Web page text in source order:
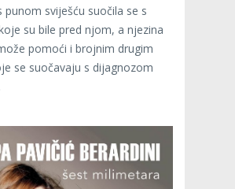
punom sviješću suočila se s
su bile pred njom, a njezina
pomoći i brojnim drugim
se suočavaju s dijagnozom